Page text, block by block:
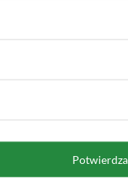
sp. z o.o.
Więcej